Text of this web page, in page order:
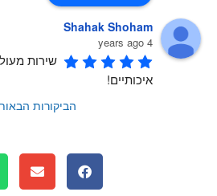
Shahak Shoham
4 years ago
איכותיים!
הביקורות הבאות